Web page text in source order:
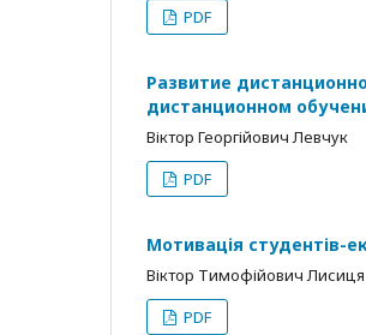
PDF
Развитие
дистанционном
Віктор Георгійович Левчук
PDF
Мотивація студентів-
Віктор Тимофійович Лисиця
PDF